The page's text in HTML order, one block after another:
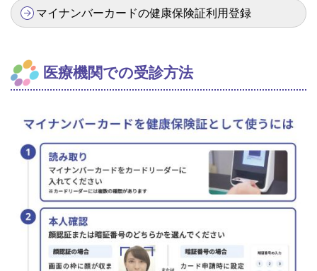
マイナンバーカードの健康保険証利用登録
医療機関での受診方法